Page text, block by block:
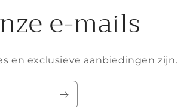
e-mails
en exclusieve aanbiedingen zijn.